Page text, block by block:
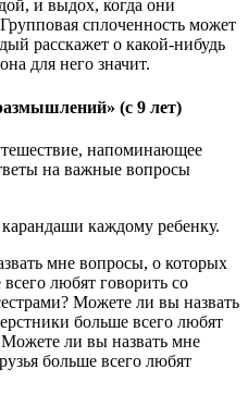
и выдох, когда они
сплоченность может
расскажет о какой-нибудь
для него значит.
(с 9 лет)
напоминающее
на важные вопросы
каждому ребенку.
мне вопросы, о которых
любят говорить со
Можете ли вы назвать
больше всего любят
ли вы назвать мне
больше всего любят